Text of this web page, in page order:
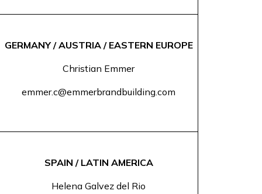
GERMANY / AUSTRIA / EASTERN EUROPE
Christian Emmer
emmer.c@emmerbrandbuilding.com
SPAIN / LATIN AMERICA
Helena Galvez del Rio